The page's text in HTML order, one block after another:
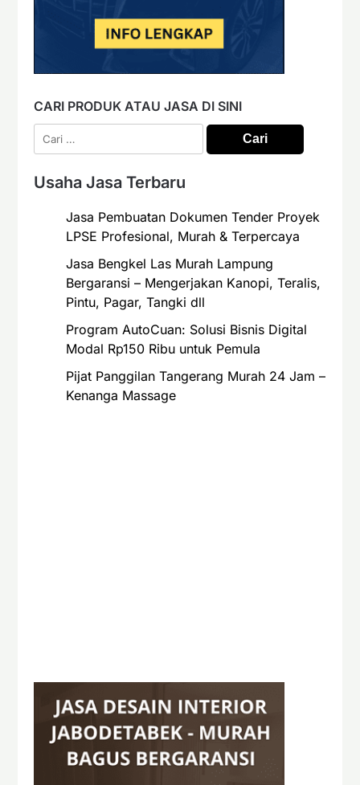
CARI PRODUK ATAU JASA DI SINI
Cari
untuk:
Usaha Jasa Terbaru
Jasa Pembuatan Dokumen Tender Proyek
LPSE Profesional, Murah & Terpercaya
Jasa Bengkel Las Murah Lampung
Bergaransi – Mengerjakan Kanopi, Teralis,
Pintu, Pagar, Tangki dll
Program AutoCuan: Solusi Bisnis Digital
Modal Rp150 Ribu untuk Pemula
Pijat Panggilan Tangerang Murah 24 Jam –
Kenanga Massage